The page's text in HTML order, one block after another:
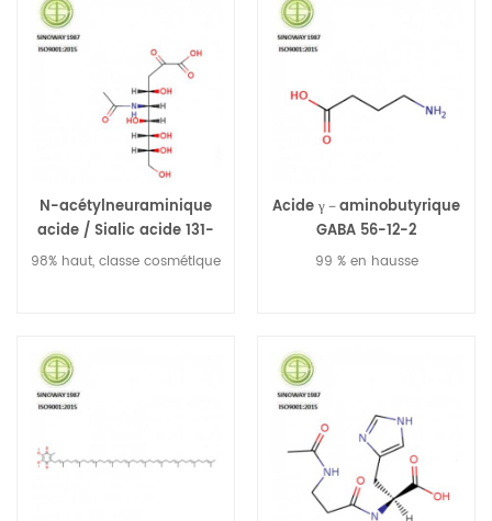
N-acétylneuraminique
acide / Sialic acide 131-
48-6
98% haut, classe cosmétique
Acide γ－aminobutyrique
GABA 56-12-2
99 % en hausse